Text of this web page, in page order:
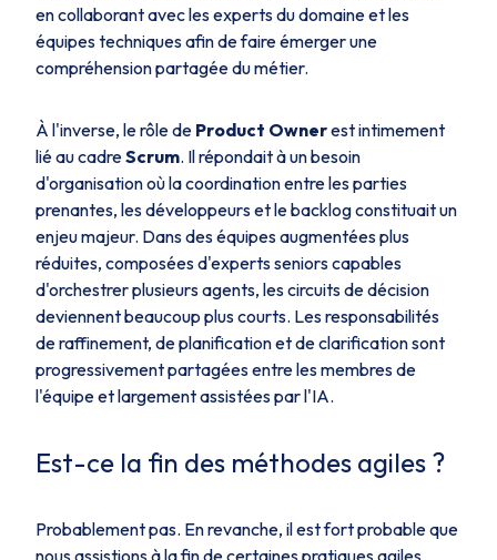
en collaborant avec les experts du domaine et les
équipes techniques afin de faire émerger une
compréhension partagée du métier.
À l'inverse, le rôle de Product Ownerest intimement
lié au cadreScrum. Il répondait à un besoin
d'organisation où la coordination entre les parties
prenantes, les développeurs et le backlog constituait un
enjeu majeur. Dans des équipes augmentées plus
réduites, composées d'experts seniors capables
d'orchestrer plusieurs agents, les circuits de décision
deviennent beaucoup plus courts. Les responsabilités
de raffinement, de planification et de clarification sont
progressivement partagées entre les membres de
l'équipe et largement assistées par l'IA.
Est-ce la fin des méthodes agiles ?
Probablement pas. En revanche, il est fort probable que
nous assistions à la fin de certaines pratiques agiles